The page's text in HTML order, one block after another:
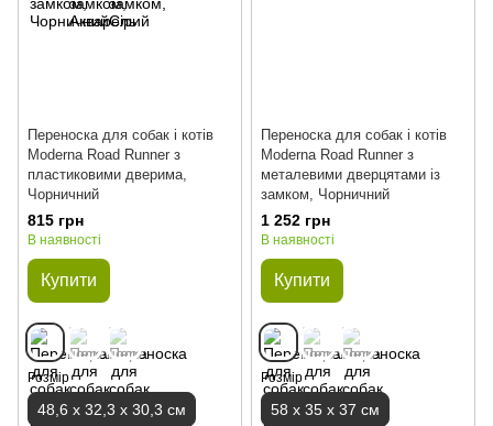
Переноска для собак і котів
Moderna Road Runner з
пластиковими дверима,
Чорничний
815 грн
В наявності
Купити
Розмір
48,6 х 32,3 х 30,3 см
Переноска для собак і котів
Moderna Road Runner з
металевими дверцятами із
замком, Чорничний
1 252 грн
В наявності
Купити
Розмір
58 х 35 х 37 см